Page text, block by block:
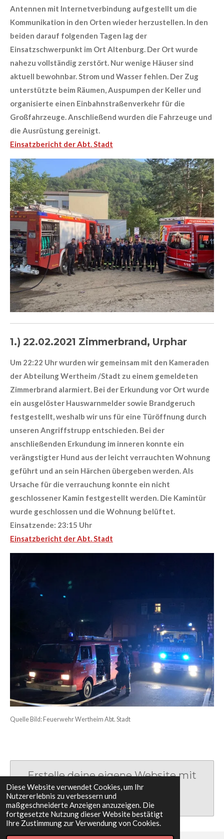
Diese Website verwendet Cookies, um Ihr
Nutzererlebnis zu verbessern und
maßgeschneiderte Anzeigen anzuzeigen. Die
fortgesetzte Nutzung dieser Website bestätigt
Ihre Zustimmung zur Verwendung von Cookies.
Antennen mit Internetverbindung aufgestellt um die
Kommunikation in den Orten wieder herzustellen. In den
beiden darauf folgenden Tagen lag der
Einsatzschwerpunkt im Ort Altenburg. Der Ort wurde
nahezu vollständig zerstört. Nur wenige Häuser sind
aktuell bewohnbar. Strom und Wasser fehlen. Der Zug
unterstützte beim Räumen, Auspumpen der Keller und
organisierte einen Einbahnstraßenverkehr für die
Großfahrzeuge. Anschließend wurden die Fahrzeuge und
die Ausrüstung gereinigt.
Einsatzbericht der Abt. Stadt
1.) 22.02.2021 Zimmerbrand, Urphar
Um 22:22 Uhr wurden wir gemeinsam mit den Kameraden
der Abteilung Wertheim /Stadt zu einem gemeldeten
Zimmerbrand alarmiert. Bei der Erkundung vor Ort wurde
ein ausgelöster Hauswarnmelder sowie Brandgeruch
festgestellt, weshalb wir uns für eine Türöffnung durch
unseren Angriffstrupp entschieden. Bei der
anschließenden Erkundung im inneren konnte ein
verängstigter Hund aus der leicht verrauchten Wohnung
geführt und an sein Härchen übergeben werden. Als
Ursache für die verrauchung konnte ein nicht
geschlossener Kamin festgestellt werden. Die Kamintür
wurde geschlossen und die Wohnung belüftet.
Einsatzende: 23:15 Uhr
Einsatzbericht der Abt. Stadt
Quelle Bild: Feuerwehr Wertheim Abt. Stadt
Erstelle deine eigene Website mit
Webador